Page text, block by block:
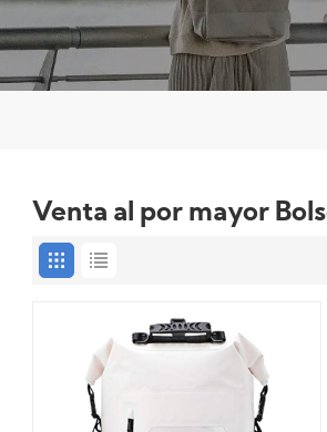
Venta al por mayor